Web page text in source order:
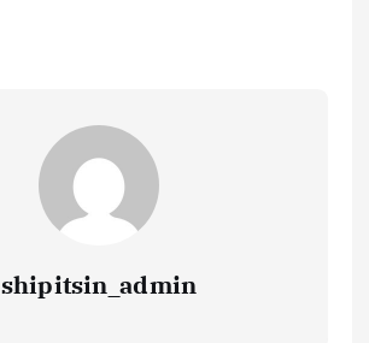
shipitsin_admin